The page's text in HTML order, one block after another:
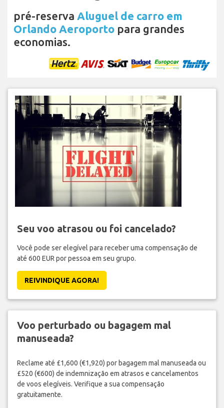
pré-reserva Aluguel de carro em
Orlando Aeroporto para grandes
economias.
Seu voo atrasou ou foi cancelado?
Você pode ser elegível para receber uma compensação de
até 600 EUR por pessoa em seu grupo.
REIVINDIQUE AGORA!
Voo perturbado ou bagagem mal
manuseada?
Reclame até £1,600 (€1,920) por bagagem mal manuseada ou
£520 (€600) de indemnização em atrasos e cancelamentos
de voos elegíveis. Verifique a sua compensação
gratuitamente.